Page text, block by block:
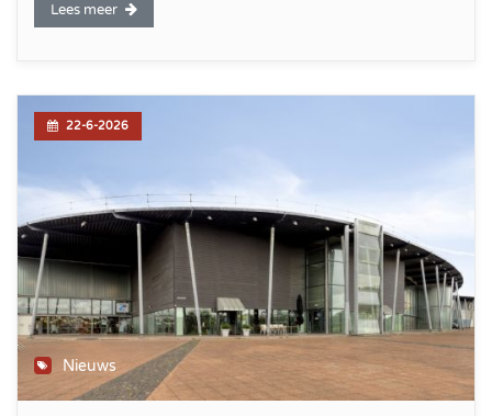
Lees meer
22-6-2026
Nieuws